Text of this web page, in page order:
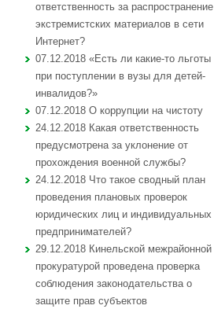
ответственность за распространение
экстремистских материалов в сети
Интернет?
07.12.2018 «Есть ли какие-то льготы
при поступлении в вузы для детей-
инвалидов?»
07.12.2018 О коррупции на чистоту
24.12.2018 Какая ответственность
предусмотрена за уклонение от
прохождения военной службы?
24.12.2018 Что такое сводный план
проведения плановых проверок
юридических лиц и индивидуальных
предпринимателей?
29.12.2018 Кинельской межрайонной
прокуратурой проведена проверка
соблюдения законодательства о
защите прав субъектов